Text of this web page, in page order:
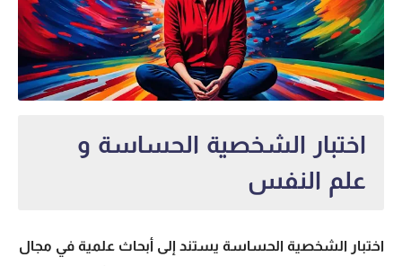
اختبار الشخصية الحساسة و
علم النفس
اختبار الشخصية الحساسة يستند إلى أبحاث علمية في مجال